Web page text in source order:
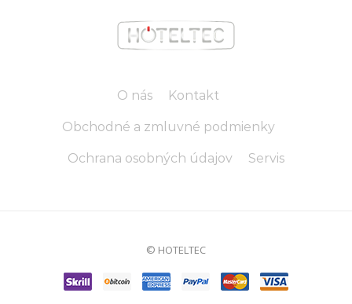
O nás Kontakt
Obchodné a zmluvné podmienky
Ochrana osobných údajov Servis
© HOTELTEC